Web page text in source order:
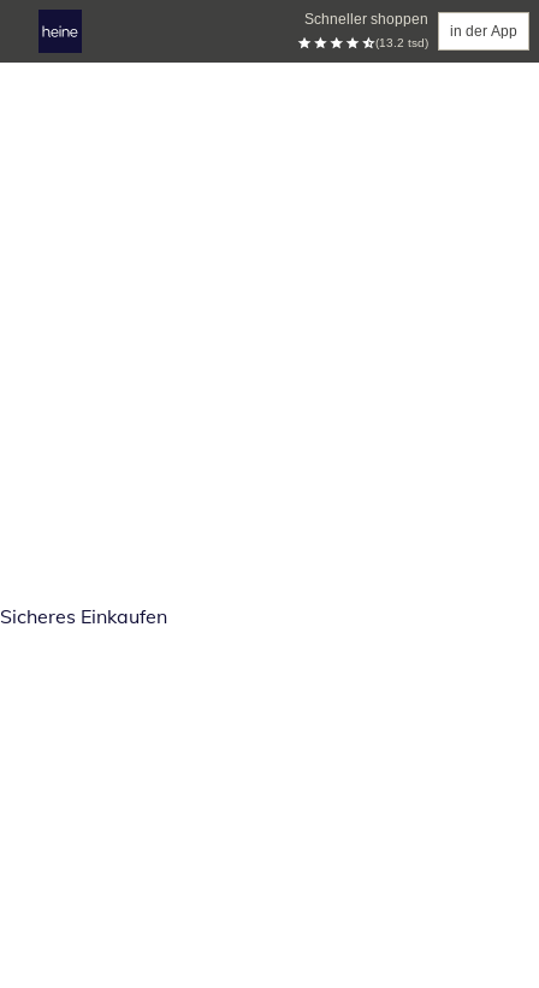
Schneller shoppen
(13.2 tsd)
in der App
Sicheres Einkaufen